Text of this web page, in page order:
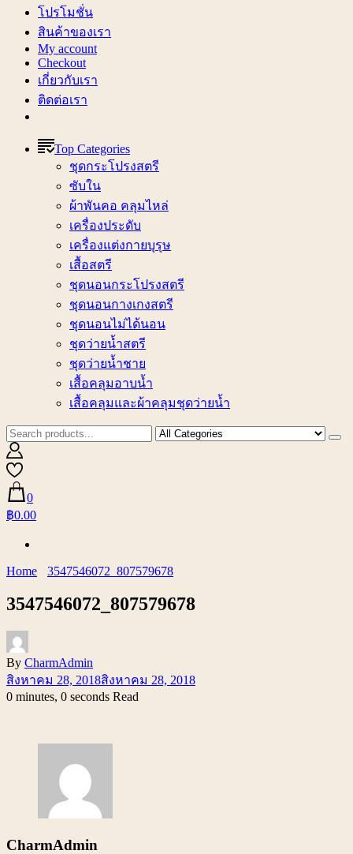
โปรโมชั่น
สินค้าของเรา
My account
Checkout
เกี่ยวกับเรา
ติดต่อเรา
Top Categories
ชุดกระโปรงสตรี
ซับใน
ผ้าพันคอ คลุมไหล่
เครื่องประดับ
เครื่องแต่งกายบุรุษ
เสื้อสตรี
ชุดนอนกระโปรงสตรี
ชุดนอนกางเกงสตรี
ชุดนอนไม่ได้นอน
ชุดว่ายน้ำสตรี
ชุดว่ายน้ำชาย
เสื้อคลุมอาบน้ำ
เสื้อคลุมและผ้าคลุมชุดว่ายน้ำ
0
฿0.00
Home 3547546072_807579678
3547546072_807579678
By CharmAdmin
สิงหาคม 28, 2018สิงหาคม 28, 2018
0 minutes, 0 seconds Read
CharmAdmin